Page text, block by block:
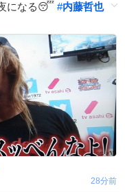
になる😴 #内藤哲也
29分前